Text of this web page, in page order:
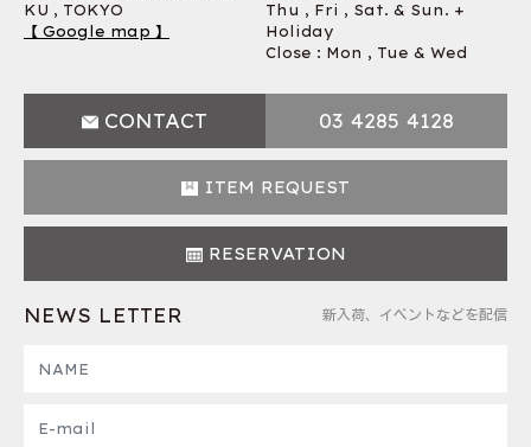
KU , TOKYO
【 Google map 】
Thu , Fri , Sat. & Sun. +
Holiday
Close : Mon , Tue & Wed
CONTACT 03 4285 4128
ITEM REQUEST
RESERVATION
NEWS LETTER 新入荷、イベントなどを配信